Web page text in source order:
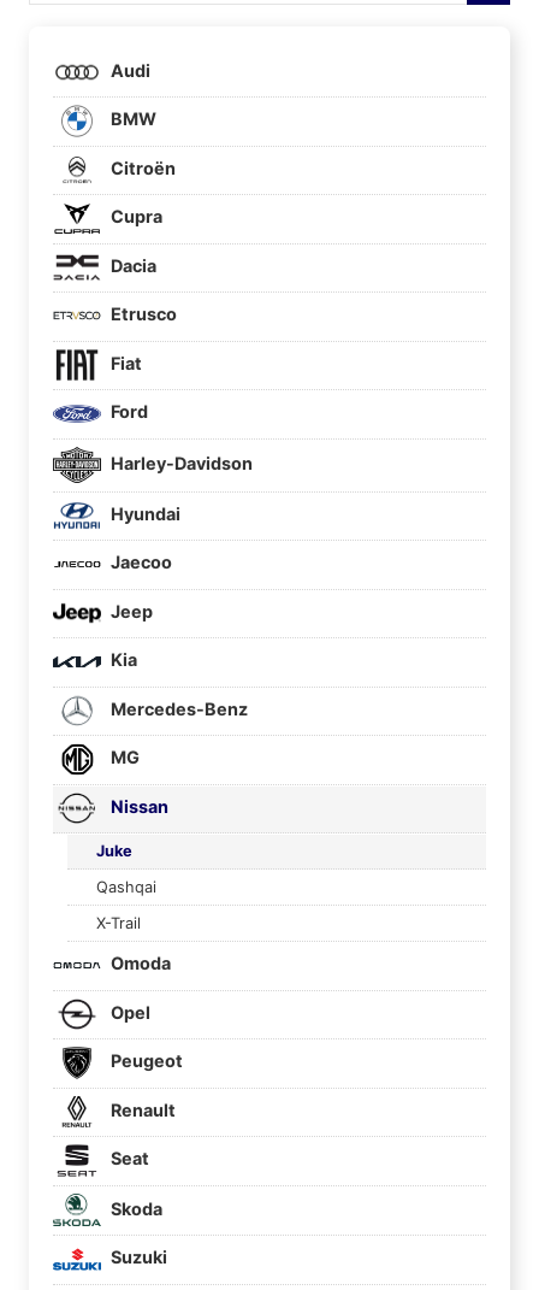
Audi
BMW
Citroën
Cupra
Dacia
Etrusco
Fiat
Ford
Harley-Davidson
Hyundai
Jaecoo
Jeep
Kia
Mercedes-Benz
MG
Nissan
Juke
Qashqai
X-Trail
Omoda
Opel
Peugeot
Renault
Seat
Skoda
Suzuki